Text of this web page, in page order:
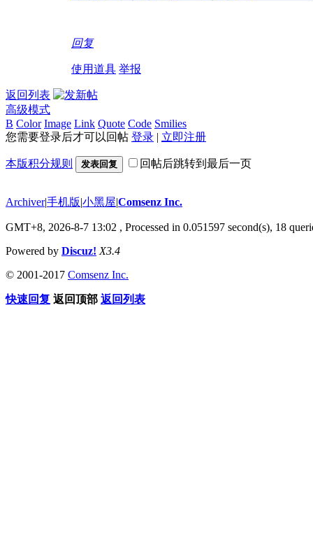
回复
使用道具 举报
返回列表
高级模式
B Color Image Link Quote Code Smilies
您需要登录后才可以回帖 登录 | 立即注册
本版积分规则 发表回复 回帖后跳转到最后一页
Archiver|手机版|小黑屋|Comsenz Inc.
GMT+8, 2026-8-7 13:02 , Processed in 0.051597 second(s), 18
Powered by Discuz! X3.4
© 2001-2017 Comsenz Inc.
快速回复 返回顶部 返回列表